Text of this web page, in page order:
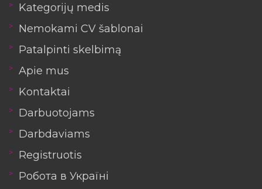
Kategorijų medis
Nemokami CV šablonai
Patalpinti skelbimą
Apie mus
Kontaktai
Darbuotojams
Darbdaviams
Registruotis
Робота в Україні